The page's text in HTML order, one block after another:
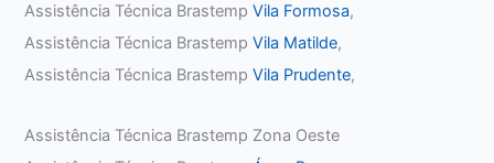
Assistência Técnica BrastempVila Formosa,
Assistência Técnica BrastempVila Matilde,
Assistência Técnica BrastempVila Prudente,
Assistência Técnica Brastemp Zona Oeste